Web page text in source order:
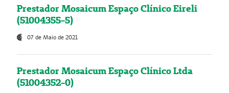
Prestador Mosaicum Espaço Clínico Eireli
(51004355-5)
07 de Maio de 2021
Prestador Mosaicum Espaço Clínico Ltda
(51004352-0)